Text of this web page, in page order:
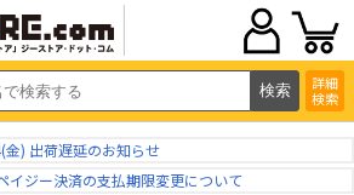
詳細
検索
) 出荷遅延のお知らせ
イジー決済の支払期限変更について